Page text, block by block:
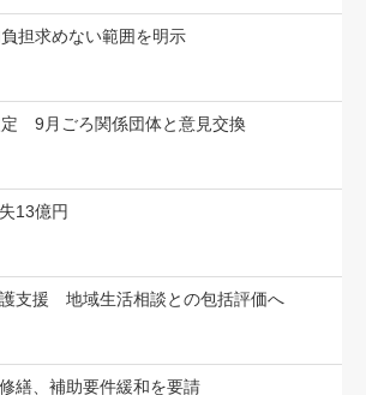
担求めない範囲を明示
定 9月ごろ関係団体と意見交換
13億円
支援 地域生活相談との包括評価へ
繕、補助要件緩和を要請